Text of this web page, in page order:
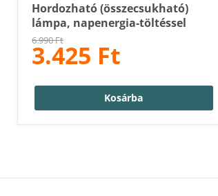
Hordozható (összecsukható)
lámpa, napenergia-töltéssel
Eredeti
ár
6.990 Ft
Ár
3.425 Ft
Kosárba